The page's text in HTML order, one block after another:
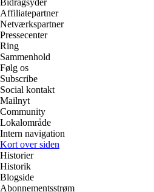
Bidragsyder
Affiliatepartner
Netværkspartner
Pressecenter
Ring
Sammenhold
Følg os
Subscribe
Social kontakt
Mailnyt
Community
Lokalområde
Intern navigation
Kort over siden
Historier
Historik
Blogside
Abonnementsstrøm